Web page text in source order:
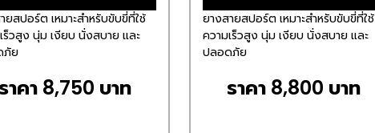
ยสปอร์ต เหมาะสำหรับขับขี่ที่ใช้
ร็วสูง นุ่ม เงียบ นั่งสบาย และ
ภัย
าคา 8,750 บาท
ยางสายสปอร์ต เหมาะสำหรับขับขี่ที่ใช้
ความเร็วสูง นุ่ม เงียบ นั่งสบาย และ
ปลอดภัย
ราคา 8,800 บาท